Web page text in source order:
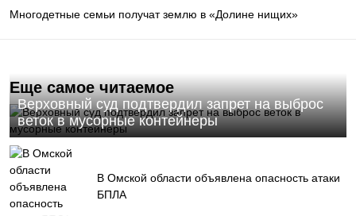
Многодетные семьи получат землю в «Долине нищих»
Еще самое читаемое
Верховный суд подтвердил запрет на выброс
веток в мусорные контейнеры
В Омской области объявлена опасность атаки
БПЛА